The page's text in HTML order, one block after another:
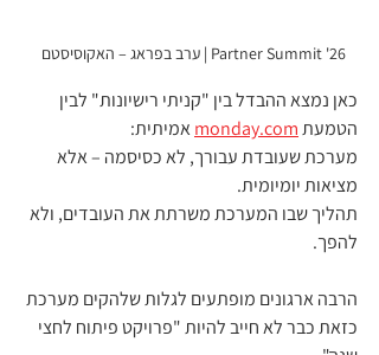
Partner Summit '26 | ערב בפראג – האקוסיסטם
כאן נמצא ההבדל בין "קניתי רישיונות" לבין
הטמעת monday.com אמיתית:
מערכת שעובדת עבורך, לא כסיסמה – אלא
מציאות יומיומית.
תהליך שבו המערכת משרתת את העובדים, ולא
להפך.
הרבה ארגונים מופתעים לגלות שלהקים מערכת
כזאת כבר לא חייב להיות "פרויקט פיתוח לחצי